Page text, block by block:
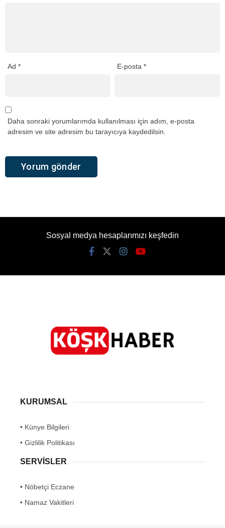
Ad * E-posta*
Daha sonraki yorumlarımda kullanılması için adım, e-posta
adresim ve site adresim bu tarayıcıya kaydedilsin.
Sosyal medya hesaplarımızı keşfedin
KURUMSAL
• Künye Bilgileri
• Gizlilik Politikası
SERVİSLER
• Nöbetçi Eczane
• Namaz Vakitleri